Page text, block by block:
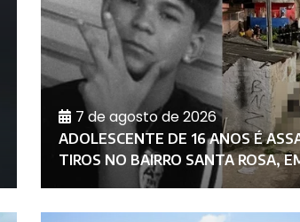
7 de agosto de 2026
ADOLESCENTE DE 16 ANOS É
TIROS NO BAIRRO SANTA ROSA,